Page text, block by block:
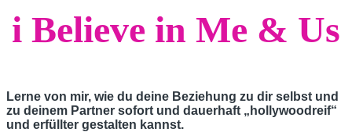
i Believe in Me & Us
Lerne von mir, wie du deine Beziehung zu dir selbst und
zu deinem Partner sofort und dauerhaft „hollywoodreif“
und erfüllter gestalten kannst.